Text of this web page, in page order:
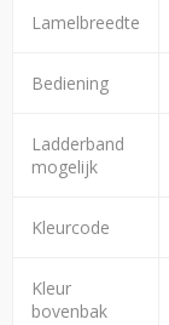
Lamelbreedte
Bediening
Ladderband
mogelijk
Kleurcode
Kleur
bovenbak